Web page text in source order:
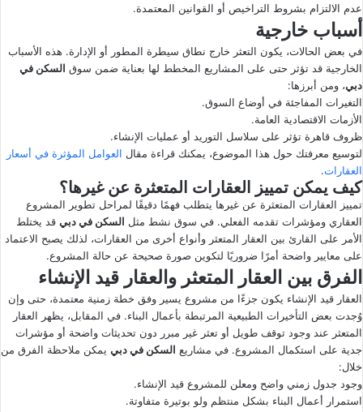
عدم الالتزام بشروط التراخيص أو القوانين المعتمدة.
أسباب خارجية
في بعض الحالات، يكون التعثر خارج نطاق سيطرة المطور أو الإدارة. هذه الأسباب
الخارجية قد تؤثر حتى على المشاريع المخطط لها بعناية ضمن سوق السكن في
دبي، ومن أبرزها:
التغيرات المفاجئة في أوضاع السوق.
الأزمات الاقتصادية العامة.
ظروف قاهرة تؤثر على سلاسل التوريد أو عمليات الإنشاء.
لتوسيع معرفتك حول هذا الموضوع، يمكنك قراءة مقال العوامل المؤثرة في أسعار
العقارات.
كيف يمكن تمييز العقارات المتعثرة عن غيرها؟
تمييز العقارات المتعثرة عن غيرها يتطلب فهمًا دقيقًا لمراحل تطوير المشروع
العقاري ومؤشرات تقدمه الفعلي. في سوق نشط مثل السكن في دبي قد يختلط
الأمر على القارئ بين العقار المتعثر وأنواع أخرى من العقارات، لذلك يصبح الاعتماد
على معايير واضحة أمرًا ضروريًا لتكوين صورة صحيحة عن حالة المشروع.
الفرق بين العقار المتعثر والعقار قيد الإنشاء
العقار قيد الإنشاء يكون جزءًا من مشروع يسير وفق خطة زمنية معتمدة، حتى وإن
وُجدت بعض التأخيرات الطبيعية المرتبطة بأعمال البناء. في المقابل، يظهر العقار
المتعثر عند وجود توقف طويل أو تعثر غير مبرر دون تحديثات واضحة أو مؤشرات
جدية على استكمال المشروع. في مشاريع السكن في دبي يمكن ملاحظة الفرق من
خلال:
وجود جدول زمني واضح ومعلن للمشروع قيد الإنشاء.
استمرار أعمال البناء بشكل منتظم ولو بوتيرة متفاوتة.